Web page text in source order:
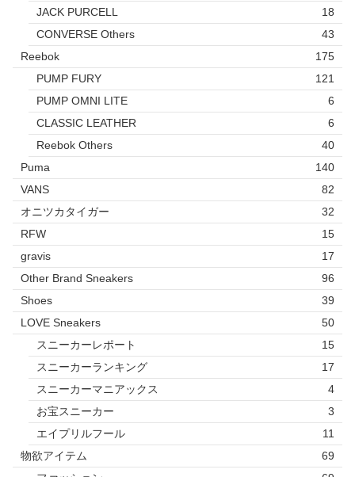
JACK PURCELL
18
CONVERSE Others
43
Reebok
175
PUMP FURY
121
PUMP OMNI LITE
6
CLASSIC LEATHER
6
Reebok Others
40
Puma
140
VANS
82
オニツカタイガー
32
RFW
15
gravis
17
Other Brand Sneakers
96
Shoes
39
LOVE Sneakers
50
スニーカーレポート
15
スニーカーランキング
17
スニーカーマニアックス
4
お宝スニーカー
3
エイプリルフール
11
物欲アイテム
69